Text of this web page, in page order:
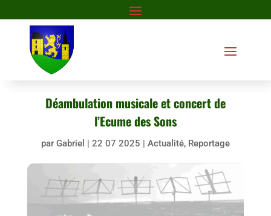
Déambulation musicale et concert de
l’Ecume des Sons
par Gabriel | 22 07 2025 | Actualité, Reportage